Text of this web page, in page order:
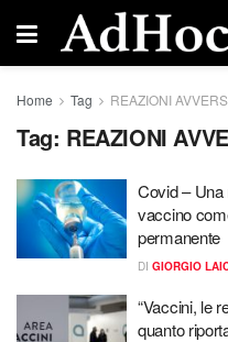
Home Tag REAZIONI
Tag: REAZIONI
Covid – Una
vaccino
permanente
DI GIORGIO
“Vaccini, le
quanto